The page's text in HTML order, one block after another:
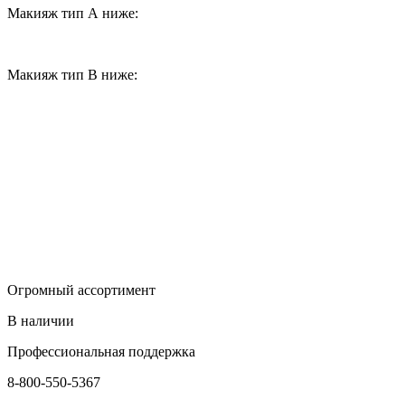
Макияж тип А ниже:
Макияж тип В ниже:
Огромный ассортимент
В наличии
Профессиональная поддержка
8-800-550-5367